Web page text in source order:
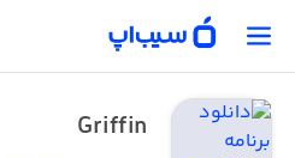
Griffin